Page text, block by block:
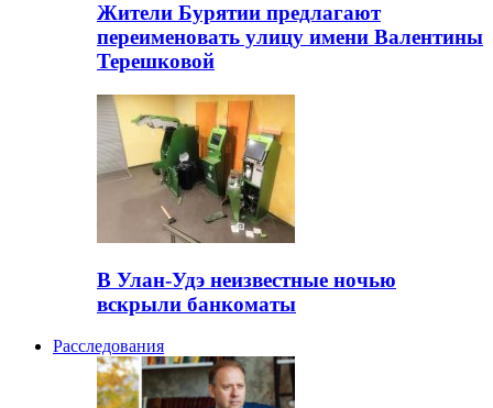
Жители Бурятии предлагают
переименовать улицу имени Валентины
Терешковой
В Улан-Удэ неизвестные ночью
вскрыли банкоматы
Расследования